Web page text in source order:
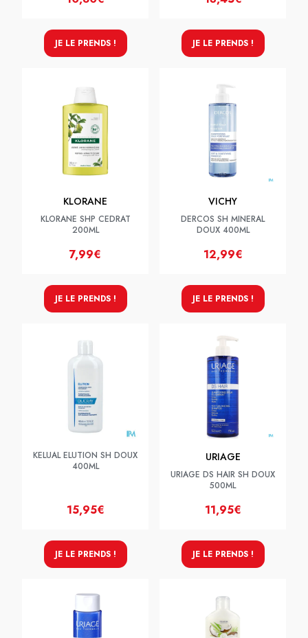
JE LE PRENDS ! JE LE PRENDS !
KLORANE
KLORANE SHP CEDRAT
200ML
7,99€
JE LE PRENDS !
VICHY
DERCOS SH MINERAL
DOUX 400ML
12,99€
JE LE PRENDS !
KELUAL ELUTION SH DOUX
400ML
15,95€
JE LE PRENDS !
URIAGE
URIAGE DS HAIR SH DOUX
500ML
11,95€
JE LE PRENDS !